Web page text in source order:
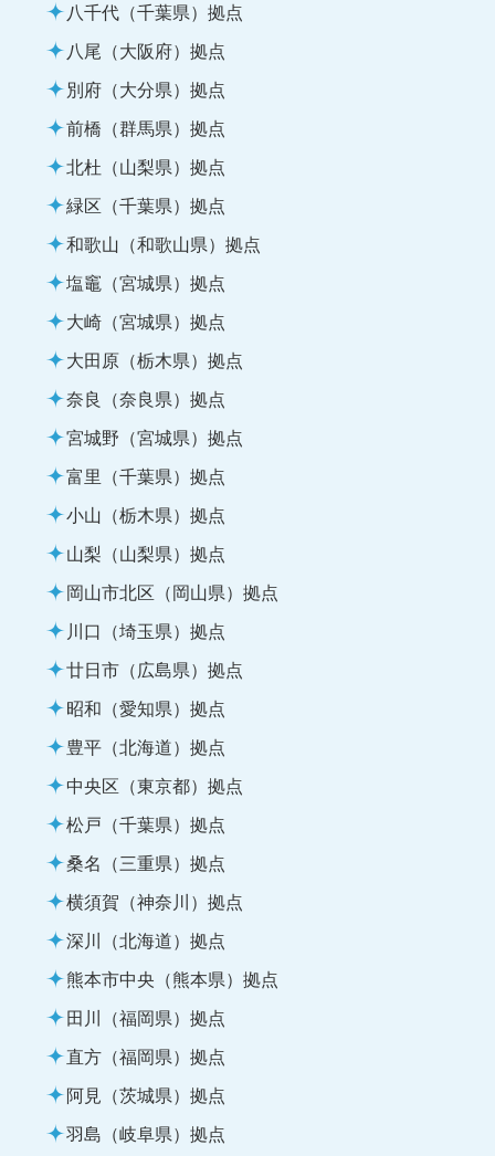
八千代（千葉県）拠点
八尾（大阪府）拠点
別府（大分県）拠点
前橋（群馬県）拠点
北杜（山梨県）拠点
緑区（千葉県）拠点
和歌山（和歌山県）拠点
塩竈（宮城県）拠点
大崎（宮城県）拠点
大田原（栃木県）拠点
奈良（奈良県）拠点
宮城野（宮城県）拠点
富里（千葉県）拠点
小山（栃木県）拠点
山梨（山梨県）拠点
岡山市北区（岡山県）拠点
川口（埼玉県）拠点
廿日市（広島県）拠点
昭和（愛知県）拠点
豊平（北海道）拠点
中央区（東京都）拠点
松戸（千葉県）拠点
桑名（三重県）拠点
横須賀（神奈川）拠点
深川（北海道）拠点
熊本市中央（熊本県）拠点
田川（福岡県）拠点
直方（福岡県）拠点
阿見（茨城県）拠点
羽島（岐阜県）拠点